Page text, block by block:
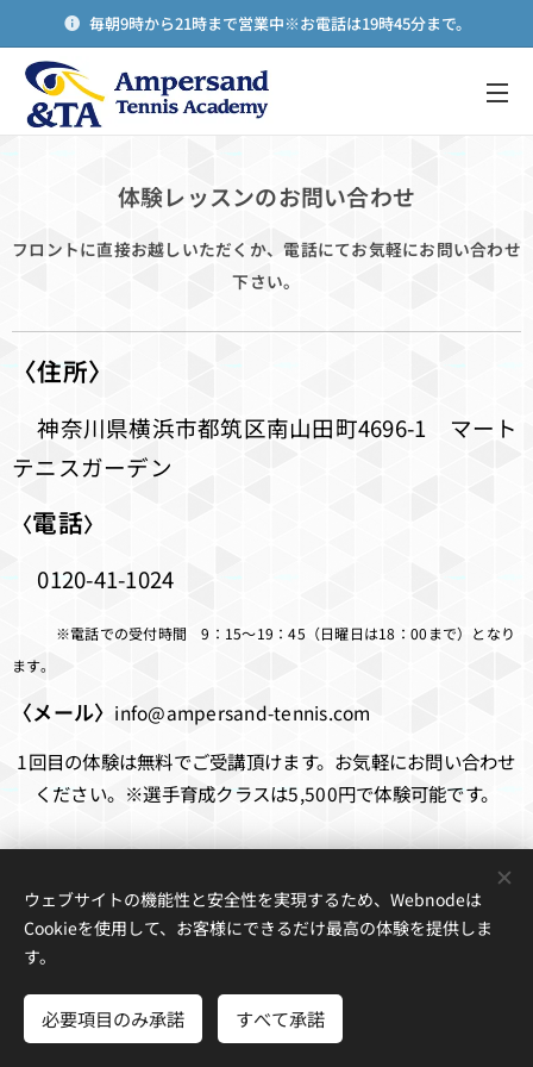
毎朝9時から21時まで営業中※お電話は19時45分まで。
体験レッスンのお問い合わせ
フロントに直接お越しいただくか、電話にてお気軽にお問い合わせ
下さい。
〈住所〉
神奈川県横浜市都筑区南山田町4696-1 マート
テニスガーデン
〈電話〉
0120-41-1024
※電話での受付時間 9：15～19：45（日曜日は18：00まで）となり
ます。
〈メール〉 info@ampersand-tennis.com
1回目の体験は無料でご受講頂けます。お気軽にお問い合わせ
ください。※選手育成クラスは5,500円で体験可能です。
© 2018-2026Ampersand Tennis Academy
Cookie
ウェブサイトの機能性と安全性を実現するため、Webnodeは
Cookieを使用して、お客様にできるだけ最高の体験を提供しま
す。
必要項目のみ承諾 すべて承諾